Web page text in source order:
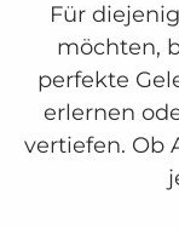
Für
möchten,
perfekte
erlernen
vertiefen. Ob